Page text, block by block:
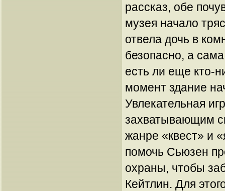
рассказ, обе
музея начало
отвела дочь в
безопасно, а
есть ли еще кто-
момент здание
Увлекательная
захватывающим
жанре «квест» и
помочь Сьюзен
охраны, чтобы
Кейтлин. Для